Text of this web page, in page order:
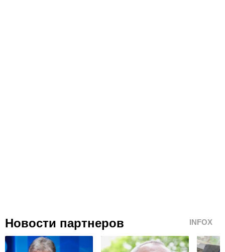
Новости партнеров INFOX